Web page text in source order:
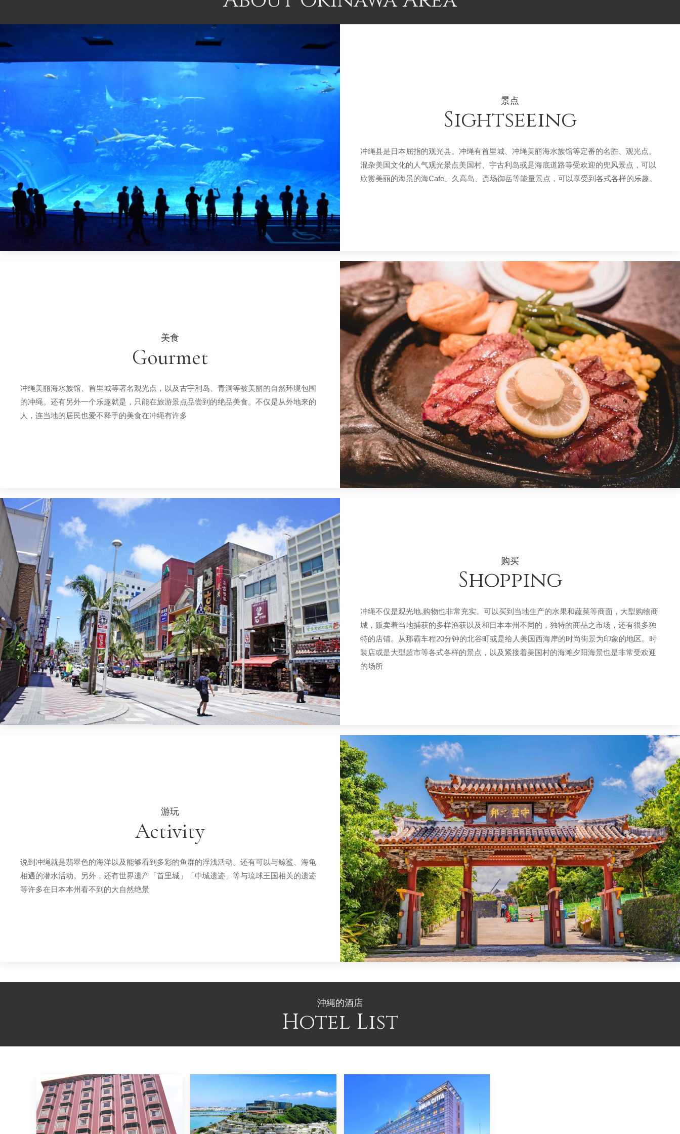
景点
Sightseeing
冲绳县是日本屈指的观光县。冲绳有首里城、冲绳美丽海水族馆等定番的名胜、观光点。
混杂美国文化的人气观光景点美国村、宇古利岛或是海底道路等受欢迎的兜风景点，可以
欣赏美丽的海景的海Cafe、久高岛、斎场御岳等能量景点，可以享受到各式各样的乐趣。
美食
Gourmet
冲绳美丽海水族馆、首里城等著名观光点，以及古宇利岛、青洞等被美丽的自然环境包围
的冲绳。还有另外一个乐趣就是，只能在旅游景点品尝到的绝品美食。不仅是从外地来的
人，连当地的居民也爱不释手的美食在冲绳有许多
购买
Shopping
冲绳不仅是观光地,购物也非常充实。可以买到当地生产的水果和蔬菜等商面，大型购物商
城，贩卖着当地捕获的多样渔获以及和日本本州不同的，独特的商品之市场，还有很多独
特的店铺。从那霸车程20分钟的北谷町或是给人美国西海岸的时尚街景为印象的地区。时
装店或是大型超市等各式各样的景点，以及紧接着美国村的海滩夕阳海景也是非常受欢迎
的场所
游玩
Activity
说到冲绳就是翡翠色的海洋以及能够看到多彩的鱼群的浮浅活动。还有可以与鲸鲨、海龟
相遇的潜水活动。另外，还有世界遗产「首里城」「中城遗迹」等与琉球王国相关的遗迹
等许多在日本本州看不到的大自然绝景
沖縄的酒店
Hotel List